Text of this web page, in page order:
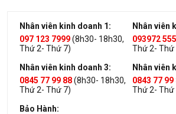
Nhân viên kinh doanh 1:
097 123 7999(8h30- 18h30,
Thứ 2- Thứ 7)
Nhân viên
093972
Thứ 2- Thứ
Nhân viên kinh doanh 3:
0845 77 99 88(8h30- 18h30,
Thứ 2- Thứ 7)
Nhân viên
0843 77 99
Thứ 2- Thứ
Bảo Hành: